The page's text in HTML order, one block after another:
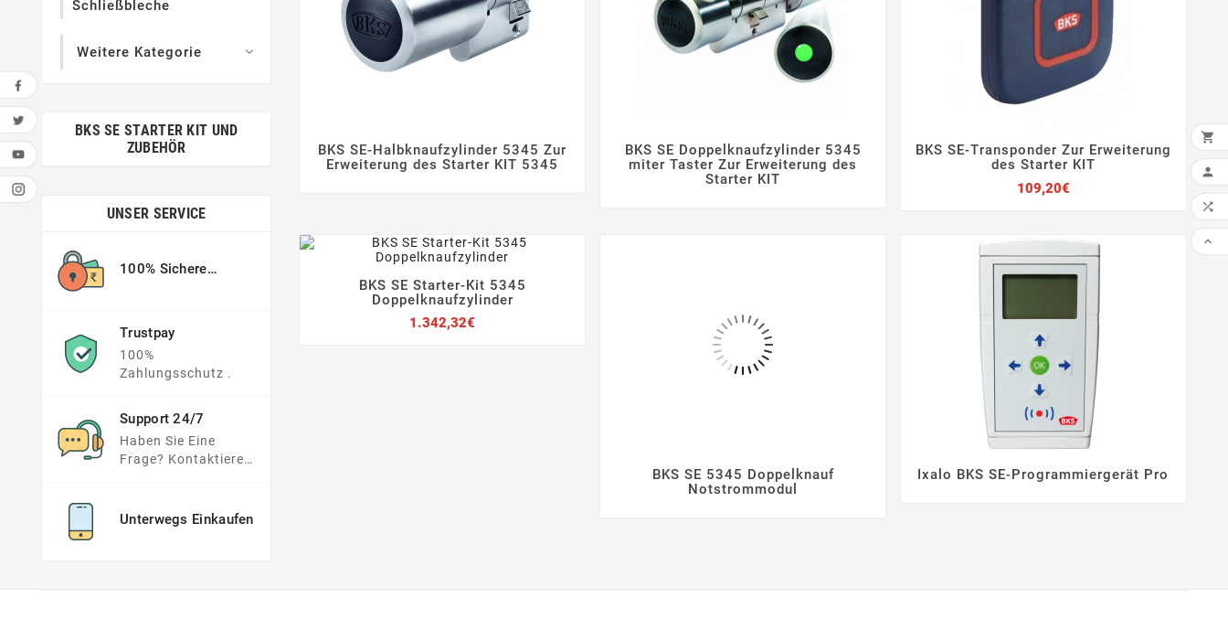
Schließbleche
Weitere Kategorie 
BKS SE STARTER KIT UND
ZUBEHÖR
UNSER SERVICE
100% Sichere
Trustpay
100%
Zahlungsschutz .
Support 24/7
Haben Sie Eine
Frage? Kontaktieren
Unterwegs Einkaufen
   
BKS SE-Halbknaufzylinder 5345 Zur
Erweiterung des Starter KIT 5345
   
BKS SE Doppelknaufzylinder 5345
miter Taster Zur Erweiterung des
Starter KIT
 
BKS SE-Transponder Zur Erweiterung
des Starter KIT
109,20€Preis
   
BKS SE Starter-Kit 5345
Doppelknaufzylinder
1.342,32€
  
BKS SE 5345 Doppelknauf
Notstrommodul

Ixalo BKS SE-Programmiergerät Pro



